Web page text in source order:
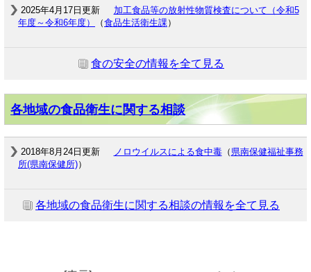
2025年4月17日更新
加工食品等の放射性物質検査について（令和5
年度～令和6年度）
（食品生活衛生課 ）
食の安全の情報を全て見る
各地域の食品衛生に関する相談
2018年8月24日更新 ノロウイルスによる食中毒（ 県南保健福祉事務
所(県南保健所)）
各地域の食品衛生に関する相談の情報を全て見る